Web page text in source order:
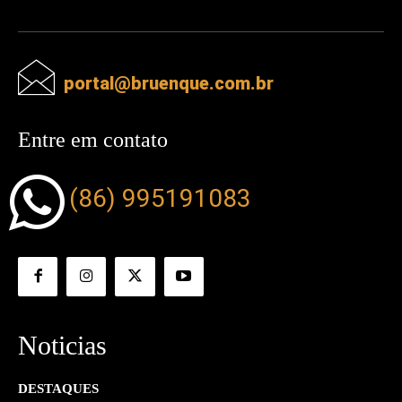
portal@bruenque.com.br
Entre em contato
(86) 995191083
Noticias
DESTAQUES